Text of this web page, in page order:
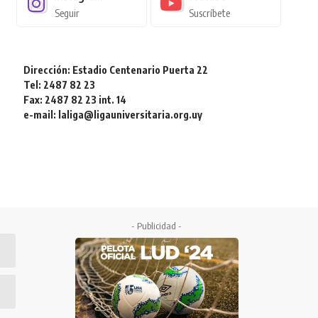
Seguir Suscríbete
Dirección: Estadio Centenario Puerta 22
Tel: 2487 82 23
Fax: 2487 82 23 int. 14
e-mail: laliga@ligauniversitaria.org.uy
- Publicidad -